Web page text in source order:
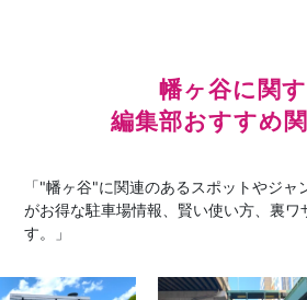
幡ヶ谷に関
編集部おすすめ
「"幡ヶ谷"に関連のあるスポットやジャ
がお得な駐車場情報、賢い使い方、裏ワ
す。」